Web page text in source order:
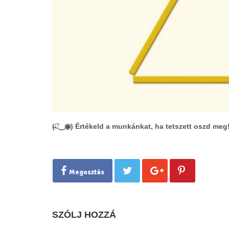
(̶◉͛‿◉̶) Értékeld a munkánkat, ha tetszett oszd
Megosztás
SZÓLJ HOZZÁ